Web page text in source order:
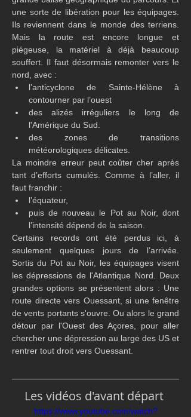
une sorte de libération pour les équipages.
Ils reviennent dans le monde des terriens.
Mais la route est encore longue et
piégeuse, la matériel à déjà beaucoup
souffert. Il faut désormais remonter vers le
nord, avec :
l’anticyclone de Sainte-Hélène à
contourner par l’ouest
des alizés irréguliers le long de
l'Amérique du Sud.
des zones de transitions
météorologiques délicates.
La moindre erreur peut coûter cher après
tant d’efforts cumulés. Comme à l’aller, il
faut franchir :
l’équateur,
puis de nouveau le Pot au Noir, dont
l’intensité dépend de la saison.
Certains records ont été perdus ici, à
seulement quelques jours de l’arrivée.
Sortis du Pot au Noir, les équipages visent
les dépressions de l'Atlantique Nord. Deux
grandes options se présentent alors : Une
route directe vers Ouessant, si une fenêtre
de vents portants s'ouvre. Ou alors le grand
détour par l'Ouest des Açores, pour aller
chercher une dépression au large des US et
rentrer tout droit vers Ouessant.
Les vidéos d'avant départ
https://www.youtube.com/watch?